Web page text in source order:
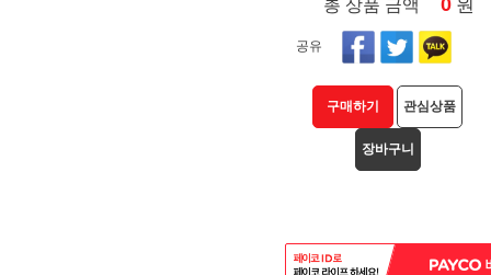
총 상품 금액 0 원
공유
구매하기 관심상품
장바구니